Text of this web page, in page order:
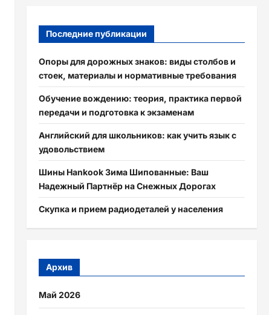
Последние публикации
Опоры для дорожных знаков: виды столбов и
стоек, материалы и нормативные требования
Обучение вождению: теория, практика первой
передачи и подготовка к экзаменам
Английский для школьников: как учить язык с
удовольствием
Шины Hankook Зима Шипованные: Ваш
Надежный Партнёр на Снежных Дорогах
Скупка и прием радиодеталей у населения
Архив
Май 2026